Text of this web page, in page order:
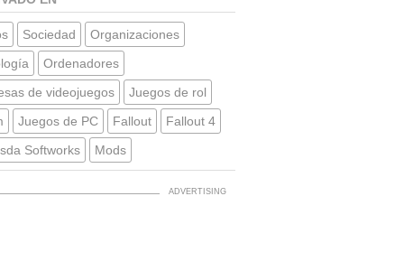
Sociedad
Organizaciones
Ordenadores
de videojuegos
Juegos de rol
Juegos de PC Fallout
Fallout 4
Softworks
Mods